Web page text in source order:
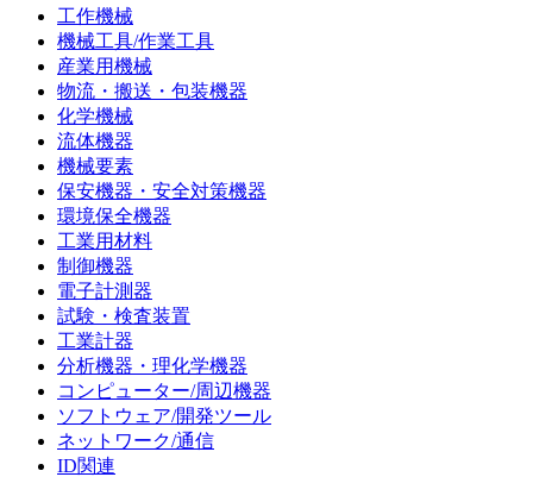
工作機械
機械工具/作業工具
産業用機械
物流・搬送・包装機器
化学機械
流体機器
機械要素
保安機器・安全対策機器
環境保全機器
工業用材料
制御機器
電子計測器
試験・検査装置
工業計器
分析機器・理化学機器
コンピューター/周辺機器
ソフトウェア/開発ツール
ネットワーク/通信
ID関連